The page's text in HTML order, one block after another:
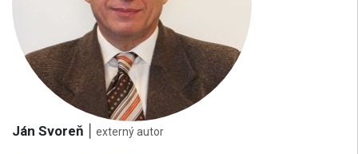
Ján Svoreň externý autor